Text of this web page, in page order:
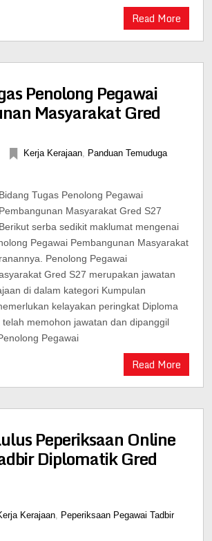
Read More
Penolong Pegawai
Masyarakat Gred
Kerja Kerajaan, Panduan Temuduga
Bidang Tugas Penolong Pegawai
Pembangunan Masyarakat Gred S27
Berikut serba sedikit maklumat mengenai
Pegawai Pembangunan Masyarakat
Penolong Pegawai
Gred S27 merupakan jawatan
di dalam kategori Kumpulan
kelayakan peringkat Diploma
telah memohon jawatan dan dipanggil
Pegawai
Read More
Peperiksaan Online
Diplomatik Gred
Kerajaan, Peperiksaan Pegawai Tadbir